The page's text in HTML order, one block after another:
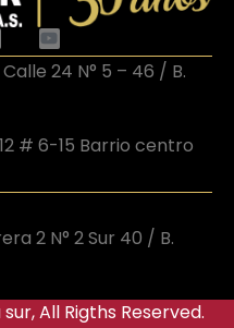
Calle 24 N° 5 – 46 / B.
# 6-15 Barrio centro
2 N° 2 Sur 40 / B.
All Rigths Reserved.